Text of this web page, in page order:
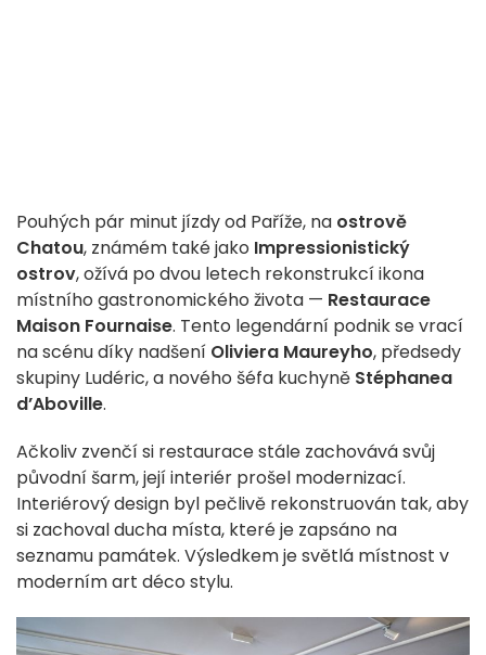
Pouhých pár minut jízdy od Paříže, na ostrově
Chatou, známém také jako Impressionistický
ostrov, ožívá po dvou letech rekonstrukcí ikona
místního gastronomického života — Restaurace
Maison Fournaise. Tento legendární podnik se vrací
na scénu díky nadšení Oliviera Maureyho, předsedy
skupiny Ludéric, a nového šéfa kuchyně Stéphanea
d’Aboville.
Ačkoliv zvenčí si restaurace stále zachovává svůj
původní šarm, její interiér prošel modernizací.
Interiérový design byl pečlivě rekonstruován tak, aby
si zachoval ducha místa, které je zapsáno na
seznamu památek. Výsledkem je světlá místnost v
moderním art déco stylu.